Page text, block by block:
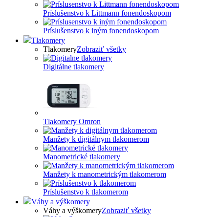
Príslušenstvo k Littmann fonendoskopom
Príslušenstvo k iným fonendoskopom
Tlakomery
TlakomeryZobraziť všetky
Digitálne tlakomery
Tlakomery Omron
Manžety k digitálnym tlakomerom
Manometrické tlakomery
Manžety k manometrickým tlakomerom
Príslušenstvo k tlakomerom
Váhy a výškomery
Váhy a výškomeryZobraziť všetky